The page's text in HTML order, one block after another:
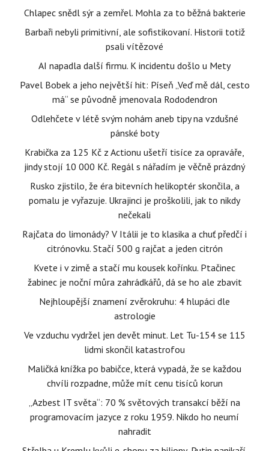
Chlapec snědl sýr a zemřel. Mohla za to běžná bakterie
Barbaři nebyli primitivní, ale sofistikovaní. Historii totiž
psali vítězové
AI napadla další firmu. K incidentu došlo u Mety
Pavel Bobek a jeho největší hit: Píseň „Veď mě dál, cesto
má“ se původně jmenovala Rododendron
Odlehčete v létě svým nohám aneb tipy na vzdušné
pánské boty
Krabička za 125 Kč z Actionu ušetří tisíce za opraváře,
jindy stojí 10 000 Kč. Regál s nářadím je věčně prázdný
Rusko zjistilo, že éra bitevních helikoptér skončila, a
pomalu je vyřazuje. Ukrajinci je proškolili, jak to nikdy
nečekali
Rajčata do limonády? V Itálii je to klasika a chuť předčí i
citrónovku. Stačí 500 g rajčat a jeden citrón
Kvete i v zimě a stačí mu kousek kořínku. Ptačinec
žabinec je noční můra zahrádkářů, dá se ho ale zbavit
Nejhloupější znamení zvěrokruhu: 4 hlupáci dle
astrologie
Ve vzduchu vydržel jen devět minut. Let Tu-154 se 115
lidmi skončil katastrofou
Maličká knížka po babičce, která vypadá, že se každou
chvíli rozpadne, může mít cenu tisíců korun
„Azbest IT světa“: 70 % světových transakcí běží na
programovacím jazyce z roku 1959. Nikdo ho neumí
nahradit